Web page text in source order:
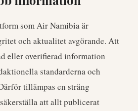
som Air Namibia är
och aktualitet avgörande. Att
eller overifierad information
standarderna och
tillämpas en sträng
att allt publicerat